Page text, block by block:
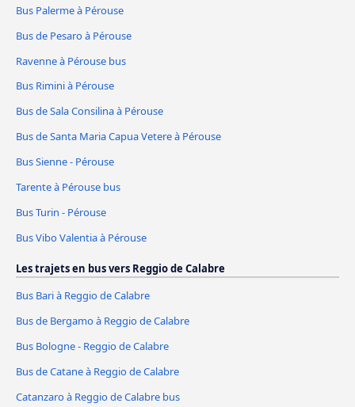
Bus Palerme à Pérouse
Bus de Pesaro à Pérouse
Ravenne à Pérouse bus
Bus Rimini à Pérouse
Bus de Sala Consilina à Pérouse
Bus de Santa Maria Capua Vetere à Pérouse
Bus Sienne - Pérouse
Tarente à Pérouse bus
Bus Turin - Pérouse
Bus Vibo Valentia à Pérouse
Les trajets en bus vers Reggio de Calabre
Bus Bari à Reggio de Calabre
Bus de Bergamo à Reggio de Calabre
Bus Bologne - Reggio de Calabre
Bus de Catane à Reggio de Calabre
Catanzaro à Reggio de Calabre bus